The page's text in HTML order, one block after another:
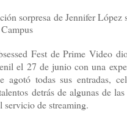
sorpresa de Jennifer López
Fest de Prime Video
el 27 de junio con una
agotó todas sus entradas,
detrás de algunas de
servicio de streaming.